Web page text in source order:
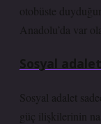
otobüste
Anadolu’da var
Sosyal
Sosyal adalet
güç ilişkilerinin